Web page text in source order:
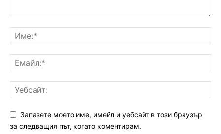
Запазете моето име, имейл и уебсайт в този браузър
за следващия път, когато коментирам.